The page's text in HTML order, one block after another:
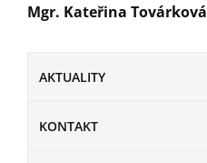
AKTUALITY
KONTAKT
Mgr. Kateřina Továrková